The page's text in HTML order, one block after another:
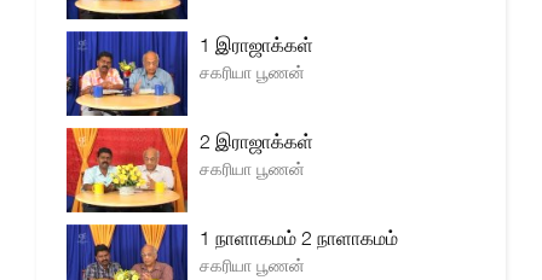
1 இராஜாக்கள்
சகரியா பூணன்
2 இராஜாக்கள்
சகரியா பூணன்
1 நாளாகமம் 2 நாளாகமம்
சகரியா பூணன்